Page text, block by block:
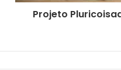
Projeto